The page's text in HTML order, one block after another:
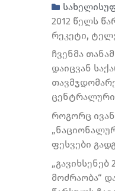
2012 წელს
რეკეტი,
ჩვენმა
დაიცვან
ცენტრალური
როგორც
ფესვები
მოძრაობა“